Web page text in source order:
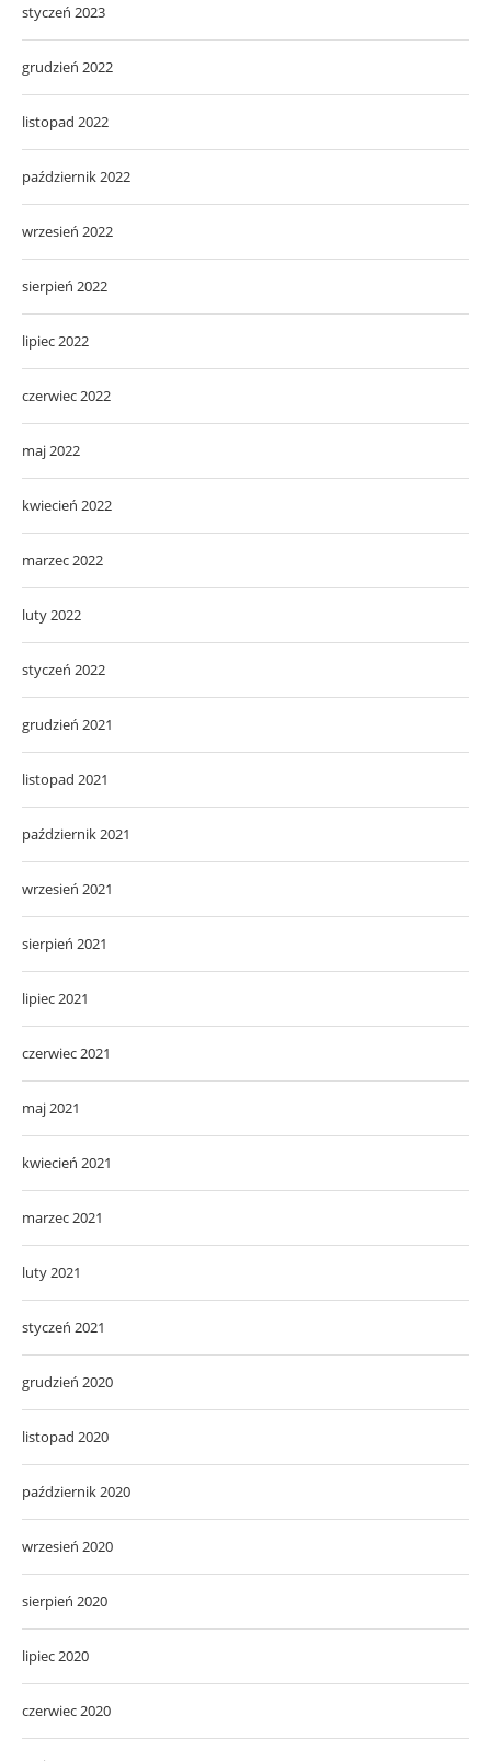
styczeń 2023
grudzień 2022
listopad 2022
październik 2022
wrzesień 2022
sierpień 2022
lipiec 2022
czerwiec 2022
maj 2022
kwiecień 2022
marzec 2022
luty 2022
styczeń 2022
grudzień 2021
listopad 2021
październik 2021
wrzesień 2021
sierpień 2021
lipiec 2021
czerwiec 2021
maj 2021
kwiecień 2021
marzec 2021
luty 2021
styczeń 2021
grudzień 2020
listopad 2020
październik 2020
wrzesień 2020
sierpień 2020
lipiec 2020
czerwiec 2020